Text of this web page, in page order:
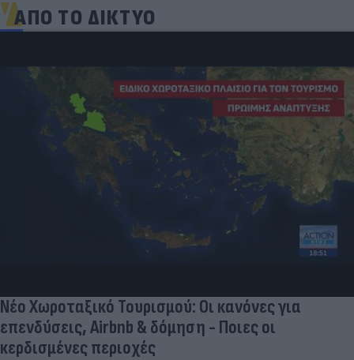
ΑΠΟ ΤΟ ΔΙΚΤΥΟ
Νέο Χωροταξικό Τουρισμού: Οι κανόνες για
επενδύσεις, Airbnb & δόμηση - Ποιες οι
κερδισμένες περιοχές